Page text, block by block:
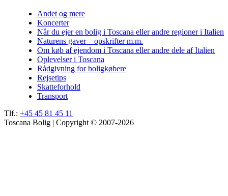
Andet og mere
Koncerter
Når du ejer en bolig i Toscana eller andre regioner i Italien
Naturens gaver – opskrifter m.m.
Om køb af ejendom i Toscana eller andre dele af Italien
Oplevelser i Toscana
Rådgivning for boligkøbere
Rejsetips
Skatteforhold
Transport
Tlf.: +45 45 81 45 11
Toscana Bolig | Copyright © 2007-2026